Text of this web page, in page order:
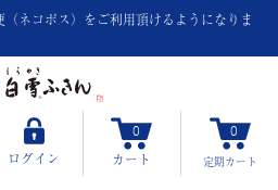
ネコポス）をご利用頂けるようになりま
ログイン
0
カート
0
定期カート